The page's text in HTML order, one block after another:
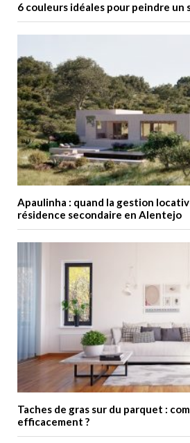
6 couleurs idéales pour peindre un
Apaulinha : quand la gestion
résidence secondaire en Alentejo
Taches de gras sur du parquet :
efficacement ?